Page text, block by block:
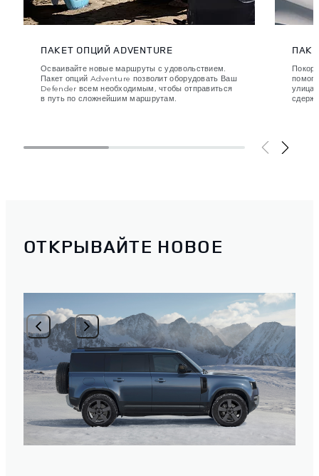
ПАКЕТ ОПЦИЙ ADVENTURE
Осваивайте новые маршруты с удовольствием.
Пакет опций Adventure позволит оборудовать Ваш
Defender всем необходимым, чтобы отправиться
в путь по сложнейшим маршрутам.
ОТКРЫВАЙТЕ НОВОЕ
1/2